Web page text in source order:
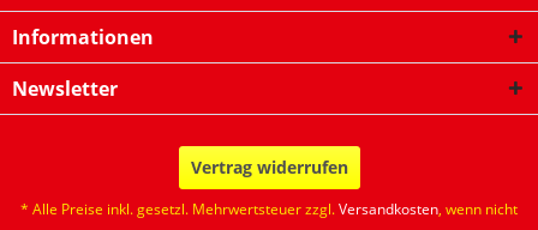
Informationen
Newsletter
Vertrag widerrufen
* Alle Preise inkl. gesetzl. Mehrwertsteuer zzgl.Versandkosten, wenn nicht